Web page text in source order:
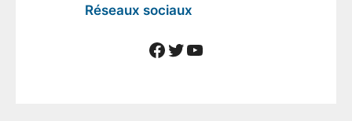
Réseaux sociaux
Facebook
Twitter
YouTube